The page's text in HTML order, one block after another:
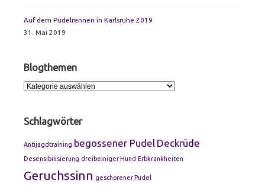
Auf dem Pudelrennen in Karlsruhe 2019
31. Mai 2019
Blogthemen
Blogthemen
Schlagwörter
Antijagdtraining begossener Pudel Deckrüde
Desensibilisierung dreibeiniger Hund Erbkrankheiten
Geruchssinn geschorener Pudel